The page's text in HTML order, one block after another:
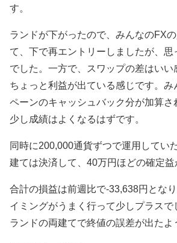
す。
ランドが下がったので、みんなのFX
て、下で再エントリーしましたが、思
でした。一方で、スワップの差はいい
ちょっと利益が出ている感じです。み
ペーンのキャッシュバック分が加算さ
少し成績はよくなるはずです。
同時に200,000通貨ずつで運用してい
建ては決済して、40万円ほどの確定益
合計の損益は前週比で-33,638円とな
イミングがうまく行って少しプラスで
ランドの両建てで終値の誤差が出たよ